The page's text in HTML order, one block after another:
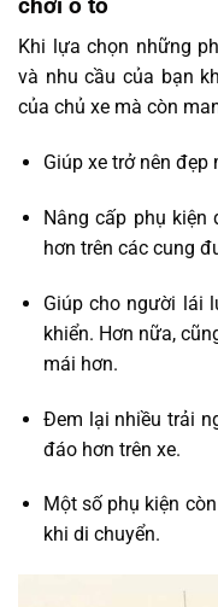
Khi lựa chọn những
và nhu cầu của bạn
của chủ xe mà còn
Giúp xe trở nên đẹp
Nâng cấp phụ
hơn trên các cung
Giúp cho người lái
khiển. Hơn nữa,
mái hơn.
Đem lại nhiều trải
đáo hơn trên xe.
Một số phụ kiện
khi di chuyển.